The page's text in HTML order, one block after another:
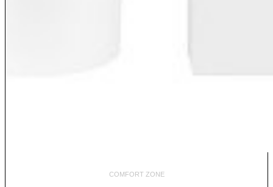
COMFORT ZONE